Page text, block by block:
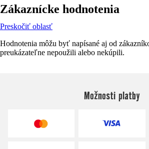
Zákaznícke hodnotenia
Preskočiť oblasť
Hodnotenia môžu byť napísané aj od
preukázateľne nepoužili alebo nekúpili.
Možnosti platby